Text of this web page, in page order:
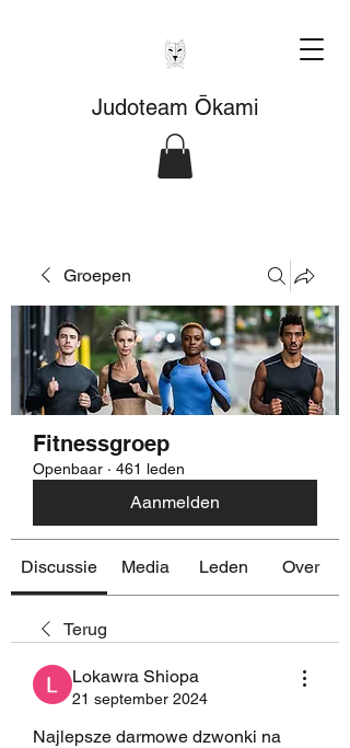
Judoteam Ōkami
Groepen
Fitnessgroep
Openbaar · 461 leden
Aanmelden
Discussie Media Leden Over
Terug
Lokawra Shiopa
21 september 2024
Najlepsze darmowe dzwonki na